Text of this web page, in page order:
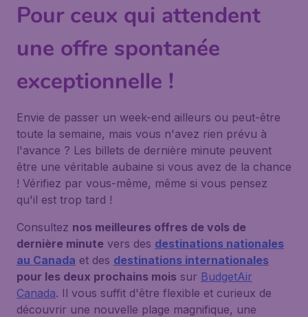
Pour ceux qui attendent
une offre spontanée
exceptionnelle !
Envie de passer un week-end ailleurs ou peut-être
toute la semaine, mais vous n'avez rien prévu à
l'avance ? Les billets de dernière minute peuvent
être une véritable aubaine si vous avez de la chance
! Vérifiez par vous-même, même si vous pensez
qu'il est trop tard !
Consultez nos meilleures offres de vols de
dernière minute vers des destinations nationales
au Canada et des destinations internationales
pour les deux prochains mois sur BudgetAir
Canada. Il vous suffit d'être flexible et curieux de
découvrir une nouvelle plage magnifique, une